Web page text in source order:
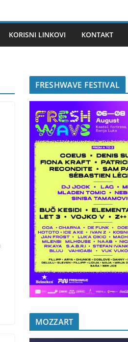
KORISNI LINKOVI KONTAKT
FRESHWAVE FESTIVAL
MOZZART